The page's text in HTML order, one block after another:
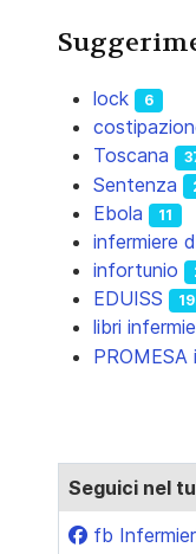
lock 6
Toscana
Sentenza
Ebola 11
infermiere
infortunio
EDUISS 19
libri
PROMESA
Seguici nel
fb